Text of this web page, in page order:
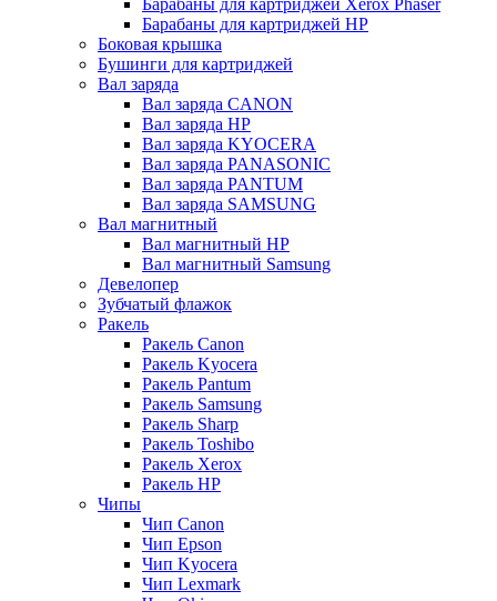
Барабаны для картриджей Xerox Phaser
Барабаны для картриджей НР
Боковая крышка
Бушинги для картриджей
Вал заряда
Вал заряда CANON
Вал заряда HP
Вал заряда KYOCERA
Вал заряда PANASONIC
Вал заряда PANTUM
Вал заряда SAMSUNG
Вал магнитный
Вал магнитный HP
Вал магнитный Samsung
Девелопер
Зубчатый флажок
Ракель
Ракель Canon
Ракель Kyocera
Ракель Pantum
Ракель Samsung
Ракель Sharp
Ракель Toshibo
Ракель Xerox
Ракель НР
Чипы
Чип Canon
Чип Epson
Чип Kyocera
Чип Lexmark